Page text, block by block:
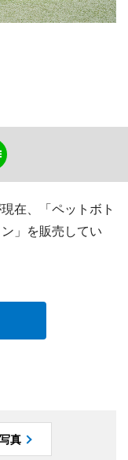
在、「ペットボト
」を販売してい
真